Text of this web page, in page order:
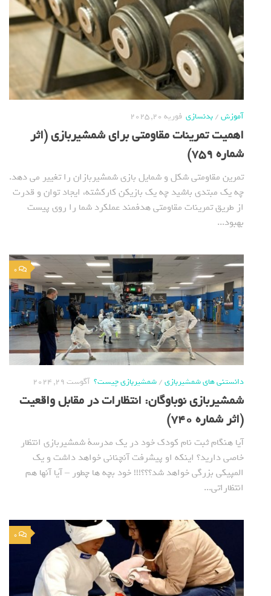
آموزش/بدنسازی فوریه 20, 2025
اهمیت تمرینات مقاومتی برای شمشیربازی (اثر
شماره 759)
تمرین مقاومتی شکل و شمایل بازی شمشیربازان را تغییر می دهد.
چه یک مبتدی باشید چه یک بازیکن کارکشته، ایجاد توان و قدرت
از طریق تمرینات مقاومتی هدفمند عملکرد شما را روی پیست
بهبود...
0
دانستنی های شمشیربازی/شمشیربازی چیست؟ آگوست 29, 2024
شمشیربازی نوباوگان: انتظارات در مقابل واقعیت
(اثر شماره 740)
آیا هنگام ثبت نام کودک خود در یک مدرسة شمشیربازی انتظار
خاصی دارید؟ اینکه او پیشرفت آنچنانی خواهد داشت و یک
المپیکی بزرگی خواهد شد؟؟؟!!! خود بچه ها چطور – آیا آنها هم
انتظاراتی...
0